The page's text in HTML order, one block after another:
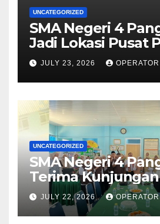
UNCATEGORIZED
SMA Negeri 4
Jadi Lokasi Pusat
Hari Anak Nasional
Bangka Belitung
JULY 23, 2026
UNCATEGORIZED
SMA Negeri 4
Terima
Manajemen dari
1 Lubuk Besar
JULY 22, 2026